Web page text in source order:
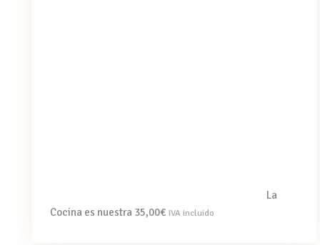
La
Cocina es nuestra 35,00€ IVA incluido